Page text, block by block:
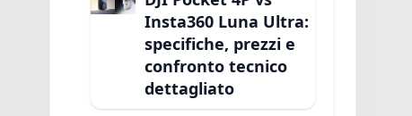
Insta360 Luna Ultra:
specifiche, prezzi e
confronto tecnico
dettagliato